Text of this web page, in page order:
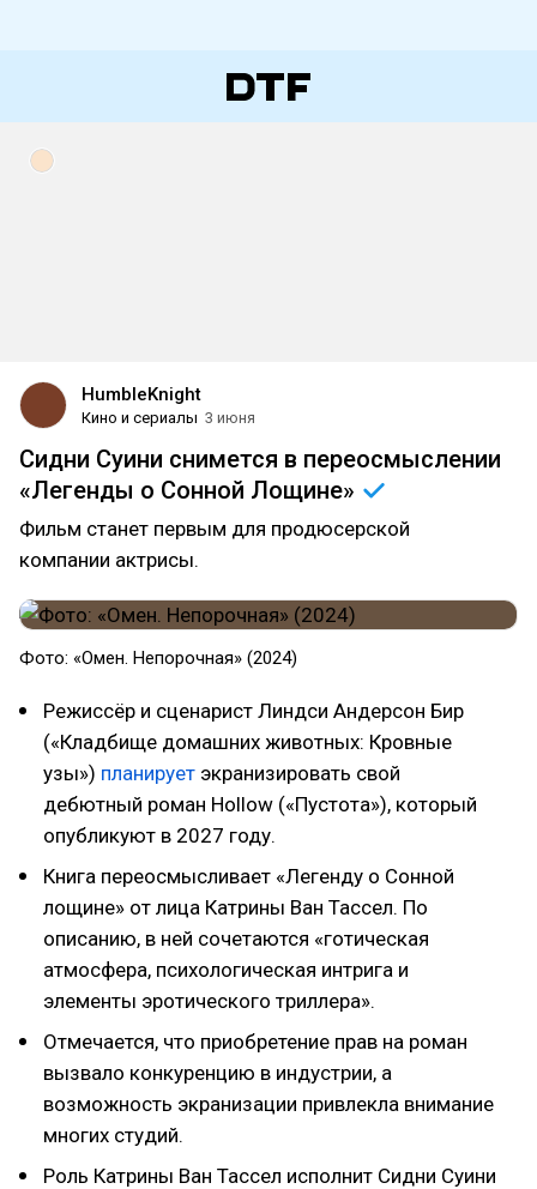
HumbleKnight
Кино и сериалы 3 июня
Сидни Суини снимется в переосмыслении
«Легенды о Сонной Лощине»
Фильм станет первым для продюсерской
компании актрисы.
Фото: «Омен. Непорочная» (2024)
Режиссёр и сценарист Линдси Андерсон Бир
(«Кладбище домашних животных: Кровные
узы») планирует экранизировать свой
дебютный роман Hollow («Пустота»), который
опубликуют в 2027 году.
Книга переосмысливает «Легенду о Сонной
лощине» от лица Катрины Ван Тассел. По
описанию, в ней сочетаются «готическая
атмосфера, психологическая интрига и
элементы эротического триллера».
Отмечается, что приобретение прав на роман
вызвало конкуренцию в индустрии, а
возможность экранизации привлекла внимание
многих студий.
Роль Катрины Ван Тассел исполнит Сидни Суини